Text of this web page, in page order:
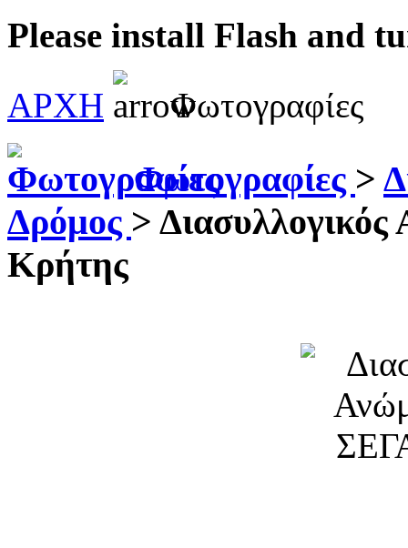
Please install Flash and
ΑΡΧΗ
Φωτογραφίες
Φωτογραφίες >
Δρόμος >
Κρήτης